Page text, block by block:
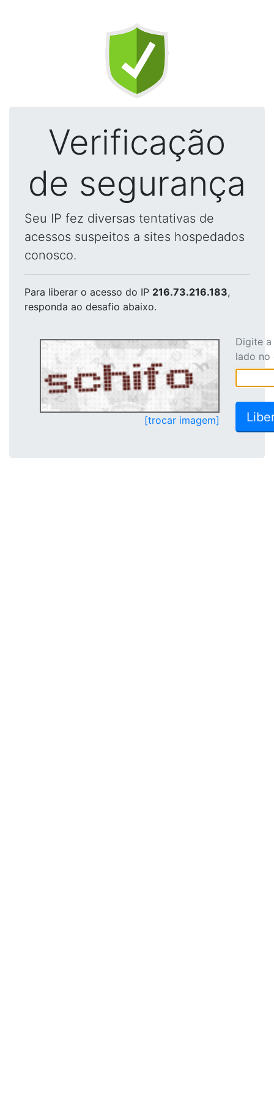
Verificação
de segurança
Seu IP fez diversas tentativas de
acessos suspeitos a sites hospedados
conosco.
Para liberar o acesso do IP 216.73.216.183,
responda ao desafio abaixo.
[trocar imagem]
Digite
lado no